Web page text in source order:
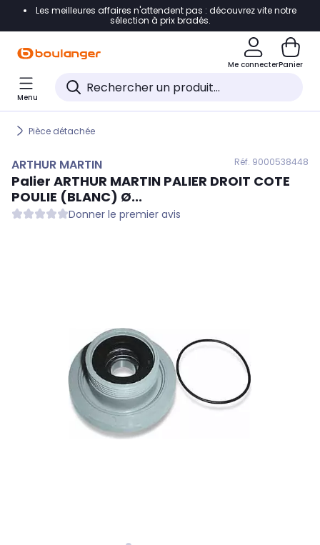
Accéder directement à la navigation
Accéder directement au pied de page
Accéder directement au chatbot
Les meilleures affaires n'attendent pas : découvrez vite notre
sélection à prix bradés.
Me connecterPanier
Menu
Pièce détachée
ARTHUR MARTIN Réf. 9000538448
Palier ARTHUR MARTIN PALIER DROIT COTE
POULIE (BLANC) Ø...
Donner le premier avis